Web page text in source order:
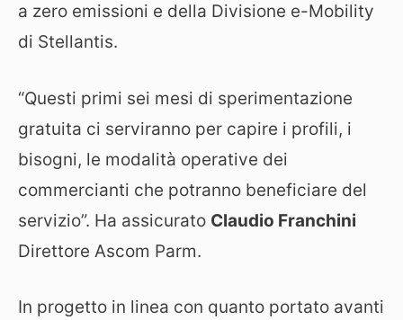
a zero emissioni e della Divisione e-Mobility
di Stellantis.
“Questi primi sei mesi di sperimentazione
gratuita ci serviranno per capire i profili, i
bisogni, le modalità operative dei
commercianti che potranno beneficiare del
servizio”. Ha assicurato Claudio Franchini
Direttore Ascom Parm.
In progetto in linea con quanto portato avanti